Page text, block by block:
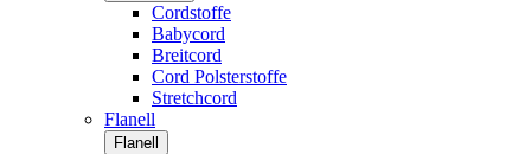
Cordstoffe
Babycord
Breitcord
Cord Polsterstoffe
Stretchcord
Flanell
Flanell